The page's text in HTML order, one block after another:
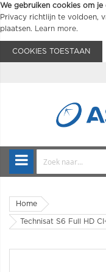
We gebruiken cookies om
Privacy richtlijn te voldoen,
plaatsen.
Learn more.
COOKIES TOESTAAN
Home
Technisat S6 Full HD